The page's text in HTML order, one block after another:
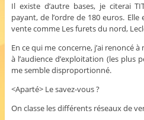
Il existe d’autre bases, je citerai
payant, de l’ordre de 180 euros.
vente comme Les furets du nord,
En ce qui me concerne, j’ai renoncé
à l’audience d’exploitation (les
me semble disproportionné.
<Aparté> Le savez-vous ?
On classe les différents réseaux de